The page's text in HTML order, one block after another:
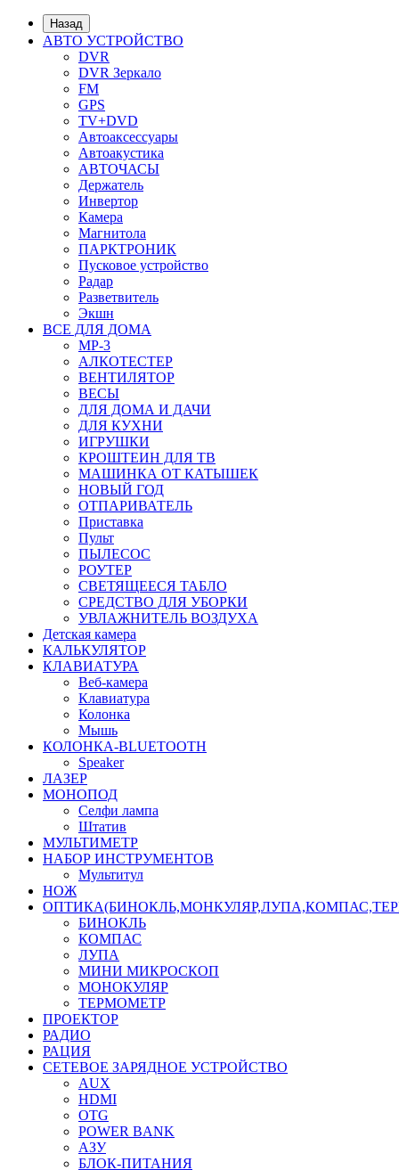
Назад
АВТО УСТРОЙСТВО
DVR
DVR Зеркало
FM
GPS
TV+DVD
Автоаксессуары
Автоакустика
АВТОЧАСЫ
Держатель
Инвертор
Камера
Магнитола
ПАРКТРОНИК
Пусковое устройство
Радар
Разветвитель
Экшн
ВСЕ ДЛЯ ДОМА
MP-3
АЛКОТЕСТЕР
ВЕНТИЛЯТОР
ВЕСЫ
ДЛЯ ДОМА И ДАЧИ
ДЛЯ КУХНИ
ИГРУШКИ
КРОШТЕИН ДЛЯ ТВ
МАШИНКА ОТ КАТЫШЕК
НОВЫЙ ГОД
ОТПАРИВАТЕЛЬ
Приставка
Пульт
ПЫЛЕСОС
РОУТЕР
СВЕТЯЩЕЕСЯ ТАБЛО
СРЕДСТВО ДЛЯ УБОРКИ
УВЛАЖНИТЕЛЬ ВОЗДУХА
Детская камера
КАЛЬКУЛЯТОР
КЛАВИАТУРА
Веб-камера
Клавиатура
Колонка
Мышь
КОЛОНКА-BLUETOOTH
Speaker
ЛАЗЕР
МОНОПОД
Селфи лампа
Штатив
МУЛЬТИМЕТР
НАБОР ИНСТРУМЕНТОВ
Мультитул
НОЖ
БИНОКЛЬ
КОМПАС
ЛУПА
МИНИ МИКРОСКОП
МОНОКУЛЯР
ТЕРМОМЕТР
ПРОЕКТОР
РАДИО
РАЦИЯ
СЕТЕВОЕ ЗАРЯДНОЕ УСТРОЙСТВО
AUX
HDMI
OTG
POWER BANK
АЗУ
БЛОК-ПИТАНИЯ